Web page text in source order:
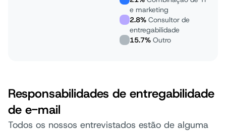
e marketing
2.8%Consultor de
entregabilidade
15.7%Outro
Responsabilidades de entregabilidade
de e-mail
Todos os nossos entrevistados estão de alguma